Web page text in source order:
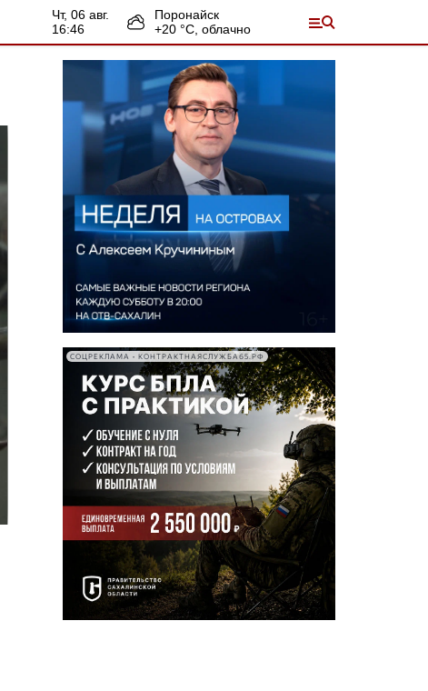
чт, 06 авг.
16:46
Поронайск
+20 °С, облачно
СОЦРЕКЛАМА • КОНТРАКТНАЯСЛУЖБА65.РФ